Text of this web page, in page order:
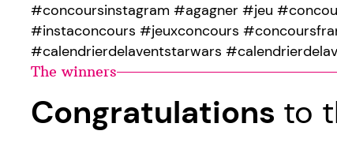
#concoursinstagram #agagner #jeu
#instaconcours #jeuxconcours
#calendrierdelaventstarwars
The winners
Congratulations to